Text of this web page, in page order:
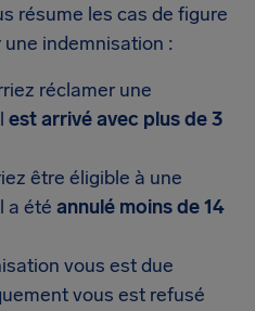
résume les cas de figure
indemnisation :
réclamer une
est arrivé avec plus de 3
être éligible à une
a été annulé moins de 14
vous est due
vous est refusé